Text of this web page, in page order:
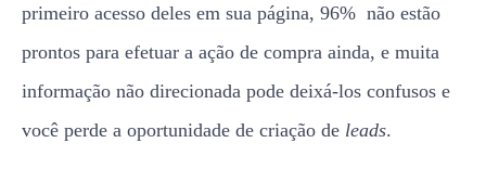
primeiro acesso deles em sua página, 96% não estão
prontos para efetuar a ação de compra ainda, e muita
informação não direcionada pode deixá-los confusos e
você perde a oportunidade de criação de leads.